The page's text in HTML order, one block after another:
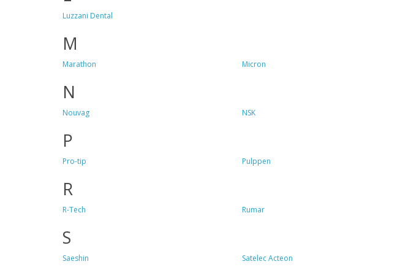
Luzzani Dental
M
Marathon Micron
N
Nouvag NSK
P
Pro-tip Pulppen
R
R-Tech Rumar
S
Saeshin Satelec Acteon